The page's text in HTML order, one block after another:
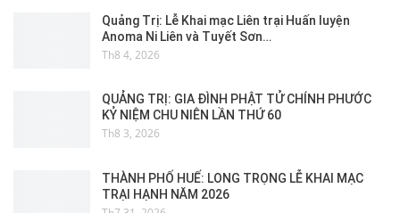
Quảng Trị: Lễ Khai mạc Liên trại Huấn luyện
Anoma Ni Liên và Tuyết Sơn…
Th8 4, 2026
QUẢNG TRỊ: GIA ĐÌNH PHẬT TỬ CHÍNH PHƯỚC
KỶ NIỆM CHU NIÊN LẦN THỨ 60
Th8 3, 2026
THÀNH PHỐ HUẾ: LONG TRỌNG LỄ KHAI MẠC
TRẠI HẠNH NĂM 2026